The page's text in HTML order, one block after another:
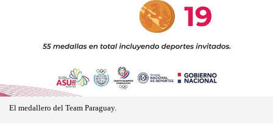
El medallero del Team Paraguay.